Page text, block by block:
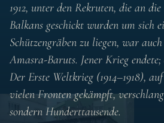
1912, unter den Rekruten, die an die
Balkans geschickt wurden um sich
Schützengräben zu liegen, war
Amasra-Baruts. Jener Krieg
Der Erste Weltkrieg (1914–1918),
vielen Fronten gekämpft,
sondern Hunderttausende.